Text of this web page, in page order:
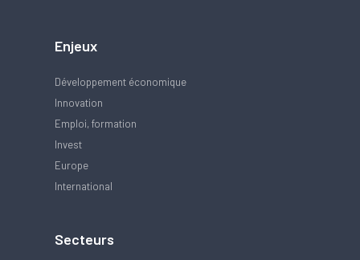
Enjeux
Développement économique
Innovation
Emploi, formation
Invest
Europe
International
Secteurs